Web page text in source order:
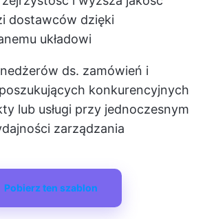
dostawców dzięki
układowi
ds. zamówień i
konkurencyjnych
lub usługi przy jednoczesnym
zarządzania
Pobierz ten szablon